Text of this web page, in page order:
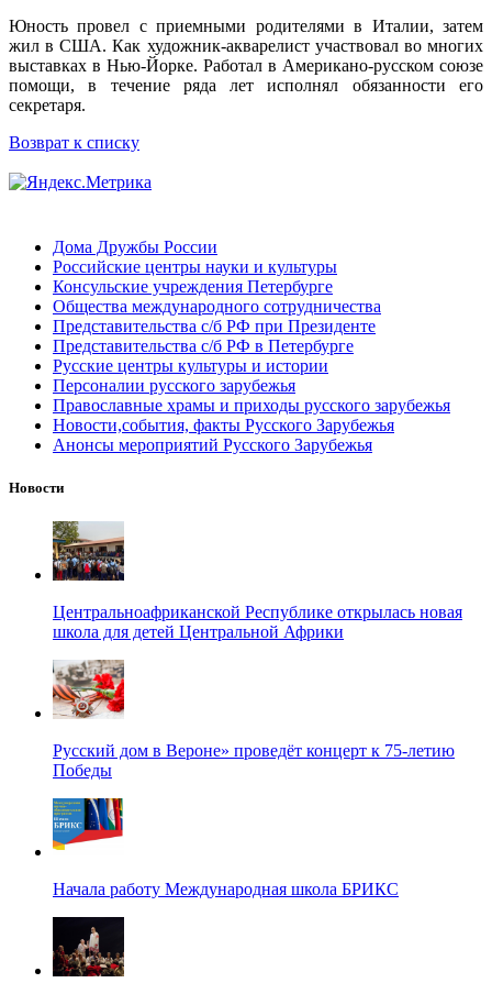
Юность провел с приемными родителями в Италии, затем
жил в США. Как художник-акварелист участвовал во многих
выставках в Нью-Йорке. Работал в Американо-русском союзе
помощи, в течение ряда лет исполнял обязанности его
секретаря.
Возврат к списку
Дома Дружбы России
Российские центры науки и культуры
Консульские учреждения Петербурге
Общества международного сотрудничества
Представительства с/б РФ при Президенте
Представительства с/б РФ в Петербурге
Русские центры культуры и истории
Персоналии русского зарубежья
Православные храмы и приходы русского зарубежья
Новости,события, факты Русского Зарубежья
Анонсы мероприятий Русского Зарубежья
Новости
Центральноафриканской Республике открылась новая
школа для детей Центральной Африки
Русский дом в Вероне» проведёт концерт к 75-летию
Победы
Начала работу Международная школа БРИКС